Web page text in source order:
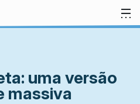
uma versão
massiva